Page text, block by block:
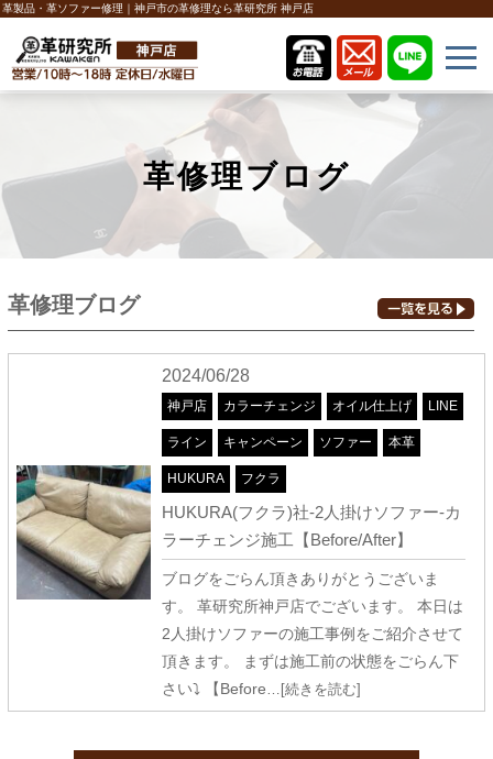
革製品・革ソファー修理｜神戸市の革修理なら革研究所 神戸店
革修理ブログ
革修理ブログ
2024/06/28
神戸店 カラーチェンジ オイル仕上げ LINE
ライン キャンペーン ソファー 本革
HUKURA フクラ
HUKURA(フクラ)社-2人掛けソファー-カ
ラーチェンジ施工【Before/After】
ブログをごらん頂きありがとうございま
す。 革研究所神戸店でございます。 本日は
2人掛けソファーの施工事例をご紹介させて
頂きます。 まずは施工前の状態をごらん下
さい⤵ 【Before…[続きを読む]